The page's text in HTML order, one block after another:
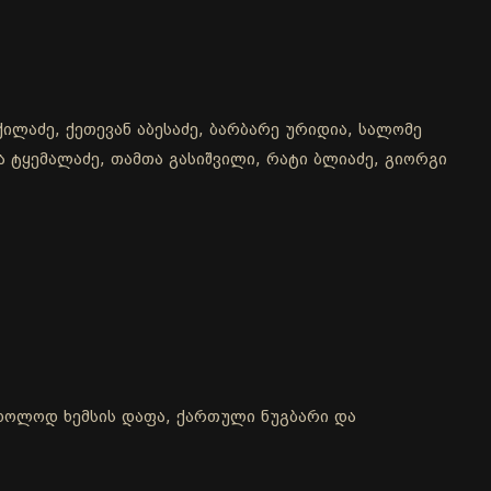
ქეთევან აბესაძე, ბარბარე ურიდია, სალომე
ტყემალაძე, თამთა გასიშვილი, რატი ბლიაძე, გიორგი
ხემსის დაფა, ქართული ნუგბარი და